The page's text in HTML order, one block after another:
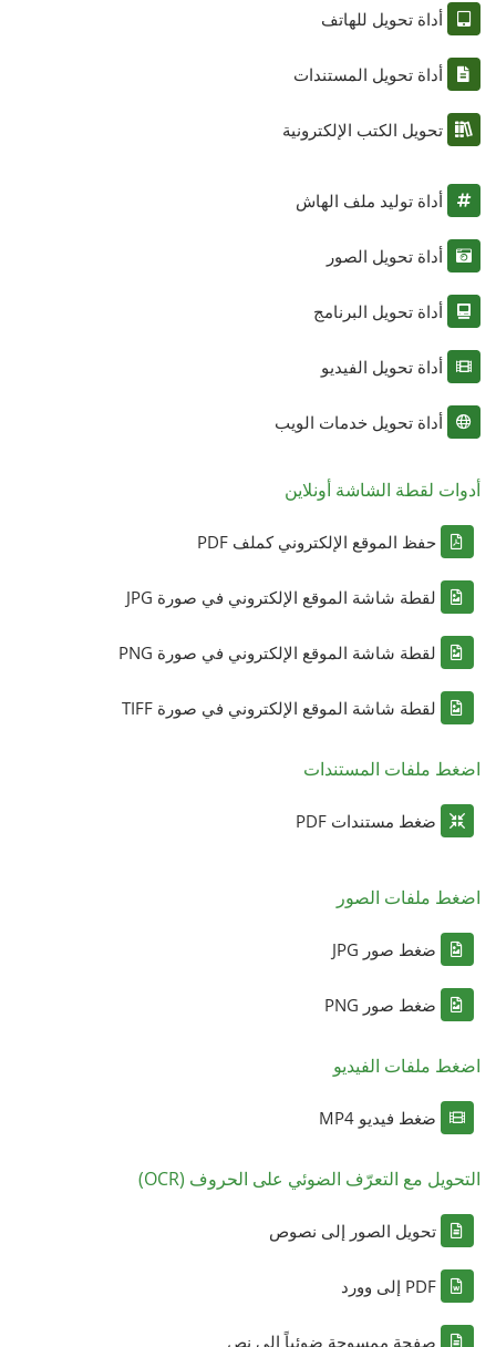
أداة تحويل للهاتف
أداة تحويل المستندات
تحويل الكتب الإلكترونية
أداة توليد ملف الهاش
أداة تحويل الصور
أداة تحويل البرنامج
أداة تحويل الفيديو
أداة تحويل خدمات الويب
أدوات لقطة الشاشة أونلاين
حفظ الموقع الإلكتروني كملف PDF
لقطة شاشة الموقع الإلكتروني في صورة JPG
لقطة شاشة الموقع الإلكتروني في صورة PNG
لقطة شاشة الموقع الإلكتروني في صورة TIFF
اضغط ملفات المستندات
ضغط مستندات PDF
اضغط ملفات الصور
ضغط صور JPG
ضغط صور PNG
اضغط ملفات الفيديو
ضغط فيديو MP4
التحويل مع التعرّف الضوئي على الحروف (OCR)
تحويل الصور إلى نصوص
PDF إلى وورد
صفحة ممسوحة ضوئياً إلى نص